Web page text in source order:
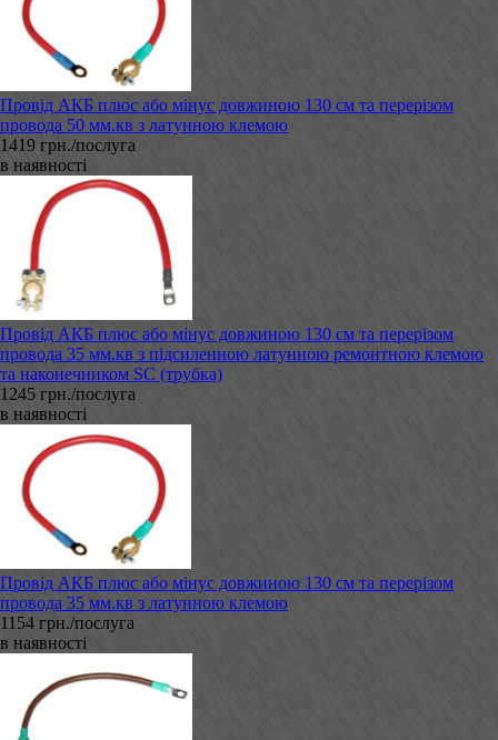
Провід АКБ плюс або мінус довжиною 130 см та перерізом
провода 50 мм.кв з латунною клемою
1419 грн./послуга
в наявності
Провід АКБ плюс або мінус довжиною 130 см та перерізом
провода 35 мм.кв з підсиленною латунною ремонтною клемою
та наконечником SC (трубка)
1245 грн./послуга
в наявності
Провід АКБ плюс або мінус довжиною 130 см та перерізом
провода 35 мм.кв з латунною клемою
1154 грн./послуга
в наявності